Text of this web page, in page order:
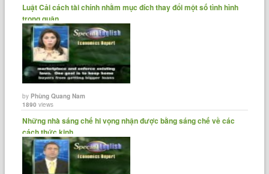
Luật Cải cách tài chính nhằm mục đích thay đổi một số tình hình
trong quận......
byPhùng Quang Nam
1890 views
Những nhà sáng chế hi vọng nhận được bằng sáng chế về các
cách thức kinh......